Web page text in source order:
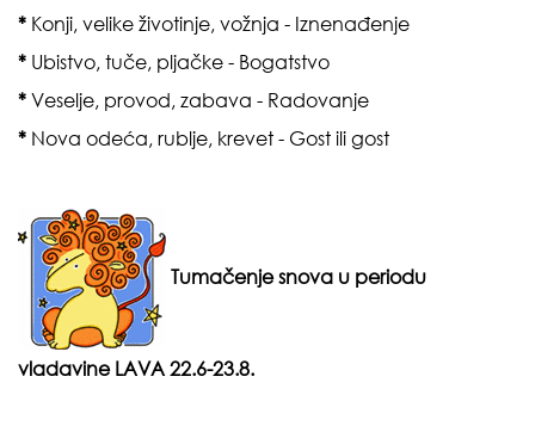
* Konji, velike životinje, vožnja - Iznenađenje
* Ubistvo, tuče, pljačke - Bogatstvo
* Veselje, provod, zabava - Radovanje
* Nova odeća, rublje, krevet - Gost ili gost
Tumačenje snova u periodu
vladavine LAVA 22.6-23.8.